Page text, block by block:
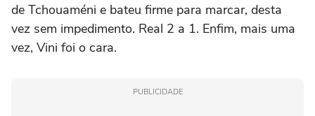
de Tchouaméni e bateu firme para marcar, desta
vez sem impedimento. Real 2 a 1. Enfim, mais uma
vez, Vini foi o cara.
PUBLICIDADE